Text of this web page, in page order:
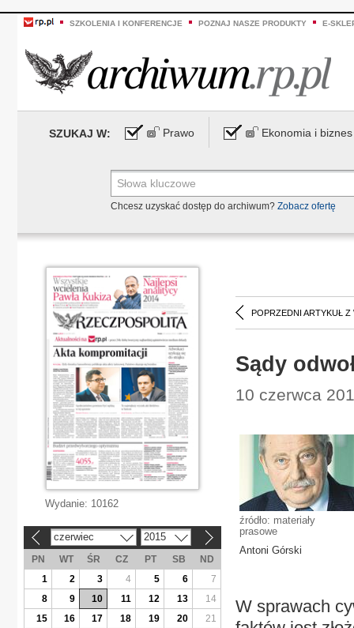
SZKOLENIA I KONFERENCJE POZNAJ NASZE PRODUKTY E-
SZUKAJ W: Prawo Ekonomia i biznes
Chcesz uzyskać dostęp do archiwum? Zobacz ofertę
POPRZEDNI ARTYKUŁ Z
Sądy
10 czerwca
źródło: materiały
prasowe
Antoni Górski
W sprawach
Wydanie: 10162
czerwiec 2015
PN WT ŚR CZ PT SB
ND
1
2 3 4 5 6
7
8
9 10 11 12 13
14
15
16 17 18 19 20
21